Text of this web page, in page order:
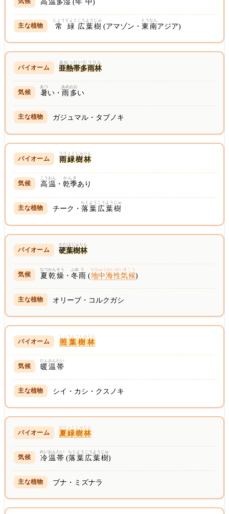
高温 多湿 (年中 )
常緑
じょうりょく
広葉樹
こうようじゅ
(アマゾン・東南
とうなん
アジア)
亜熱帯多雨林
あねったいたうりん
暑
あつ
い・ 雨
あめ
多
おお
い
ガジュマル・タブノキ
雨緑樹林
うりょくじゅりん
高温
こうおん
・乾季
かんき
あり
チーク・落葉
らくよう
広葉樹
こうようじゅ
硬葉樹林
かたはじゅりん
夏
なつ
乾燥
かんそう
・冬
ふゆ
雨
う
(地中海性気候
ちちゅうかいせいきこう
)
オリーブ・コルクガシ
照葉樹林
しょうようじゅりん
暖
だん
温帯
おんたい
シイ・カシ・クスノキ
夏緑樹林
かりょくじゅりん
冷温
れいおん
帯
たい
(落葉
らくよう
広葉樹
こうようじゅ
)
ブナ・ミズナラ